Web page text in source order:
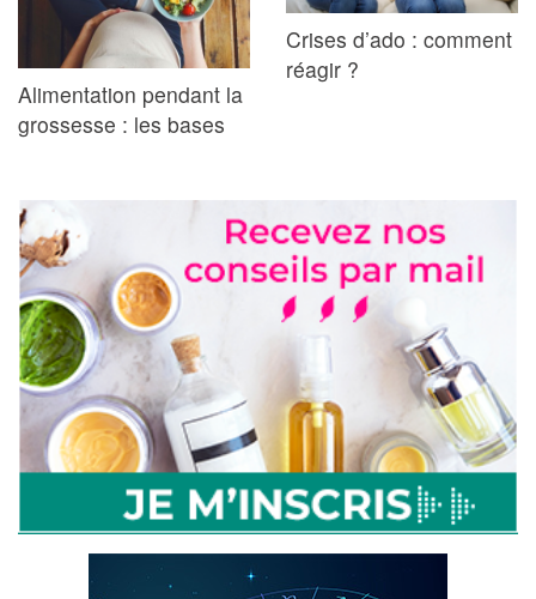
Alimentation pendant la
grossesse : les bases
Crises d’ado : comment
réagir ?